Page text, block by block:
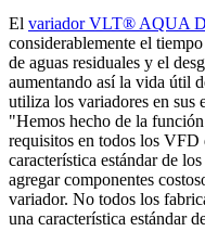
El variador VLT® AQUA
considerablemente el
de aguas residuales y el
aumentando así la vida útil
utiliza los variadores en sus
"Hemos hecho de la
requisitos en todos los VFD
característica estándar de
agregar componentes
variador. No todos los
una característica estándar